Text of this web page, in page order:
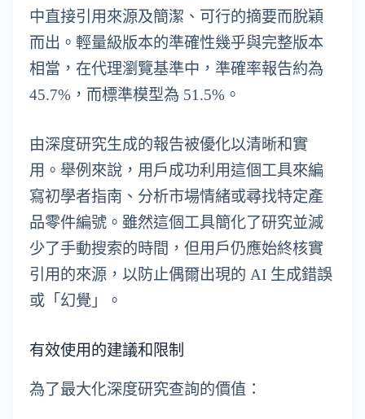
中直接引用來源及簡潔、可行的摘要而脫穎
而出。輕量級版本的準確性幾乎與完整版本
相當，在代理瀏覽基準中，準確率報告約為
45.7%，而標準模型為 51.5%。
由深度研究生成的報告被優化以清晰和實
用。舉例來說，用戶成功利用這個工具來編
寫初學者指南、分析市場情緒或尋找特定產
品零件編號。雖然這個工具簡化了研究並減
少了手動搜索的時間，但用戶仍應始終核實
引用的來源，以防止偶爾出現的 AI 生成錯誤
或「幻覺」。
有效使用的建議和限制
為了最大化深度研究查詢的價值：